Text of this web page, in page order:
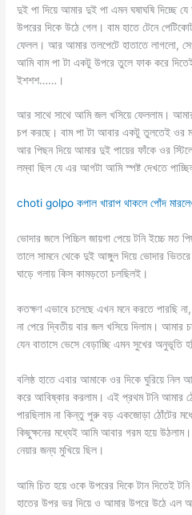
দুই পা দিয়ে আমার দুই পা এমন ঘষাঘষি দিচ্ছে
উপরের দিকে উঠে গেল। বাম হাতে টেনে
ফেলল। আর আমার তলপেটে হাতাতে লাগলো,
আমি বাম পা টা একটু উপরে তুলে ফাক করে
ইশশশ……।
আর সাথে সাথে আমি জল খসিয়ে ফেললাম।
চপ করছে। বাম পা টা আবার একটু তুলতেই ওর
আর পিছন দিয়ে আমার দুই পায়ের ফাঁকে ওর
লম্বা ছিল যে এর আগটা আমি স্পষ্ট দেখতে
choti golpo কপাল খারাপ থাকলে পোঁদ
ভোদার জলে পিচ্চিল জায়গা পেয়ে টনি ইচ্চে
তালে সামনে থেকে দুই আঙ্গুল দিয়ে ভোদার
ঘাড়ে গলায় কিস কামড়তো চলছিলই।
কতক্ষণ এভাবে চলেছে এখন মনে করতে পারছি
না পেরে দ্বিতীয় বার জল খসিয়ে দিলাম। আমার
যেন বাতাসে ভেসে বেড়াচ্ছি এমন সুখের অনুভূতি
বলিষ্ঠ হাতে এবার আমাকে ওর দিকে ঘুরিয়ে
করে আবিষ্কার করলাম। এই প্রথম টনি আমার
পারছিলাম না কিন্তু পুরু বড় একজোড়া ঠোঁটের
কিছুক্ষনের মধ্যেই আমি আবার গরম হয়ে
নেয়ার জন্য মুখিয়ে ছিল।
আমি চিত হয়ে ওকে উপরের দিকে টান দিতেই
হাতের উপর ভর দিয়ে ও আমার উপরে উঠে এল